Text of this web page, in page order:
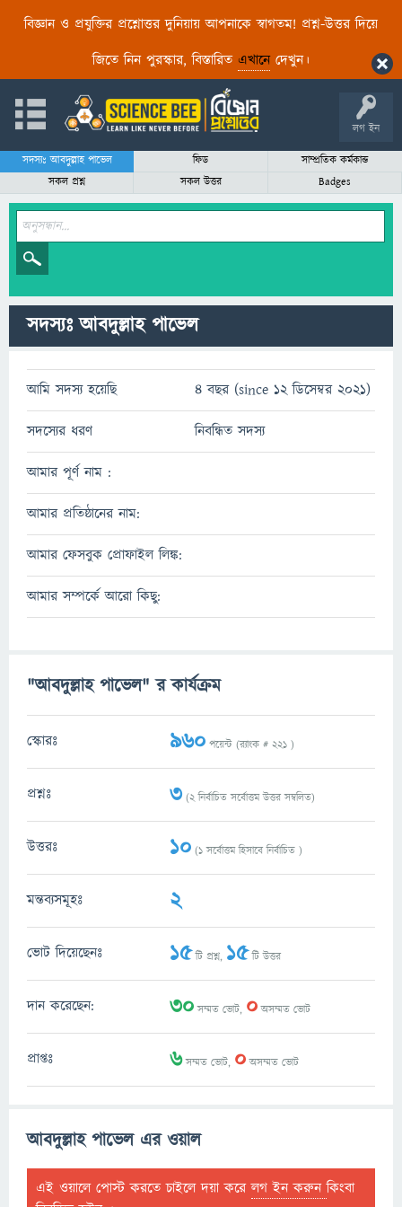
বিজ্ঞান ও প্রযুক্তির প্রশ্নোত্তর দুনিয়ায় আপনাকে স্বাগতম! প্রশ্ন-উত্তর দিয়ে
জিতে নিন পুরস্কার, বিস্তারিত এখানেদেখুন।
লগ ইন
সদস্যঃ আবদুল্লাহ পাভেল ফিড
সাম্প্রতিক কর্মকান্ড
সকল প্রশ্ন
সকল উত্তর Badges
সদস্যঃ আবদুল্লাহ পাভেল
আমি সদস্য হয়েছি 4 বছর (since 12 ডিসেম্বর 2021)
সদস্যের ধরণ নিবন্ধিত সদস্য
আমার পূর্ণ নাম :
আমার প্রতিষ্ঠানের নাম:
আমার ফেসবুক প্রোফাইল লিঙ্ক:
আমার সম্পর্কে আরো কিছু:
"আবদুল্লাহ পাভেল" র কার্যক্রম
স্কোরঃ 960 পয়েন্ট (র‌্যাংক # 221 )
প্রশ্নঃ 3 (2নির্বাচিত সর্বোত্তম উত্তর সম্বলিত)
উত্তরঃ 10 (1সর্বোত্তম হিসাবে নির্বাচিত )
মন্তব্যসমূহঃ 2
ভোট দিয়েছেনঃ 15টি প্রশ্ন, 15টি উত্তর
দান করেছেন: 30সম্মত ভোট, 0অসম্মত ভোট
প্রাপ্তঃ 6সম্মত ভোট, 0অসম্মত ভোট
আবদুল্লাহ পাভেল এর ওয়াল
এই ওয়ালে পোস্ট করতে চাইলে দয়া করেলগ ইন করুনকিংবা